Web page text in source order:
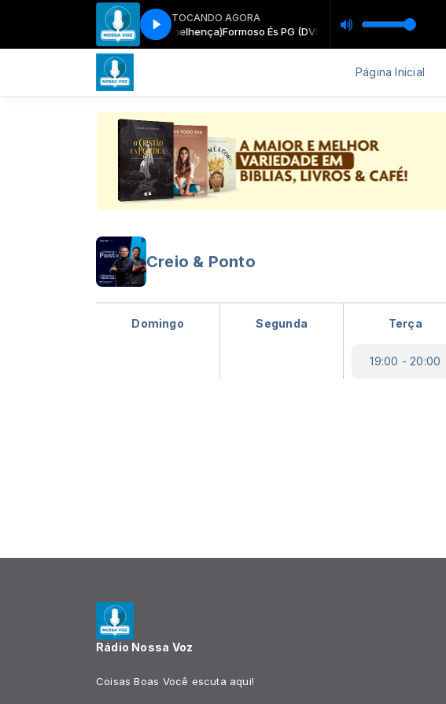
TOCANDO AGORA
És PG (DVD Imagem e Semelhença)Formoso És PG (DVD Imagem e Semelhença)
Página Inicial
Creio & Ponto
Domingo Segunda Terça
19:00 - 20:00
Rádio Nossa Voz
Coisas Boas Você escuta aqui!